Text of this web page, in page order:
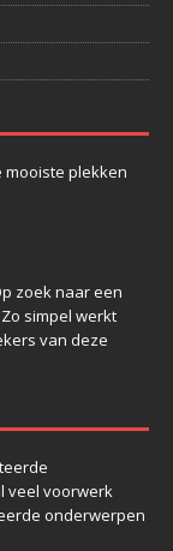
mooiste plekken
zoek naar een
simpel werkt
van deze
veel voorwerk
onderwerpen